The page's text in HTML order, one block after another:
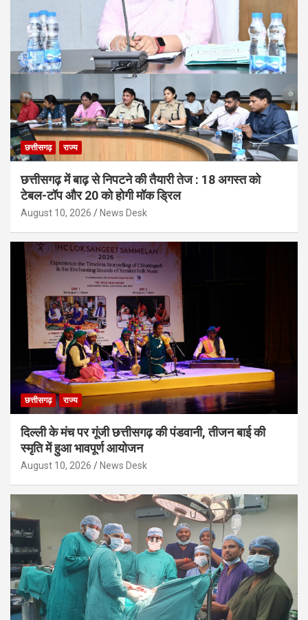
छत्तीसगढ़ राज्य
छत्तीसगढ़ में बाढ़ से निपटने की तैयारी तेज : 18 अगस्त को
टेबल-टॉप और 20 को होगी मॉक ड्रिल
August 10, 2026 News Desk
छत्तीसगढ़ राज्य
दिल्ली के मंच पर गूंजी छत्तीसगढ़ की पंडवानी, तीजन बाई की
स्मृति में हुआ भावपूर्ण आयोजन
August 10, 2026 News Desk